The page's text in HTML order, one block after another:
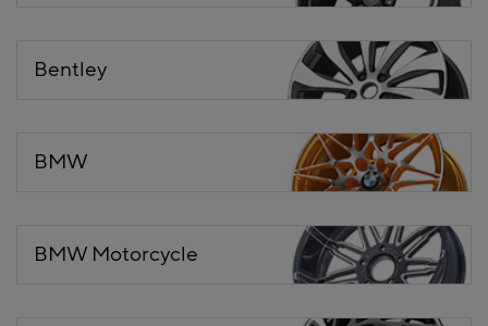
Bentley
BMW
BMW Motorcycle